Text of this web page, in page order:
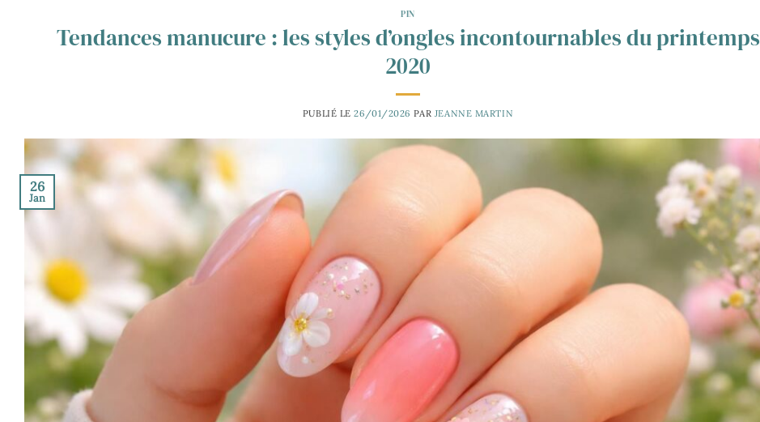
PIN
Tendances manucure : les styles d’ongles incontournables du printemps
2020
PUBLIÉ LE26/01/2026 PAR JEANNE MARTIN
26
Jan